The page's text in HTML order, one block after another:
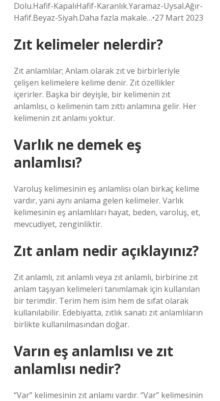
Dolu.Hafif-KapalıHafif-Karanlık.Yaramaz-Uysal.Ağır-
Hafif.Beyaz-Siyah.Daha fazla makale…•27 Mart 2023
Zıt kelimeler nelerdir?
Zıt anlamlılar; Anlam olarak zıt ve birbirleriyle
çelişen kelimelere kelime denir. Zıt özellikler
içerirler. Başka bir deyişle, bir kelimenin zıt
anlamlısı, o kelimenin tam zıttı anlamına gelir. Her
kelimenin zıt anlamı yoktur.
Varlık ne demek eş
anlamlısı?
Varoluş kelimesinin eş anlamlısı olan birkaç kelime
vardır, yani aynı anlama gelen kelimeler. Varlık
kelimesinin eş anlamlıları hayat, beden, varoluş, et,
mevcudiyet, zenginliktir.
Zıt anlam nedir açıklayınız?
Zıt anlamlı, zıt anlamlı veya zıt anlamlı, birbirine zıt
anlam taşıyan kelimeleri tanımlamak için kullanılan
bir terimdir. Terim hem isim hem de sıfat olarak
kullanılabilir. Edebiyatta, zıtlık sanatı zıt anlamlıların
birlikte kullanılmasından doğar.
Varın eş anlamlısı ve zıt
anlamlısı nedir?
“Var” kelimesinin zıt anlamı vardır. “Var” kelimesinin